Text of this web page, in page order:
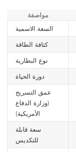
مواصفة
السعة الاسمية
كثافة الطاقة
نوع البطارية
دورة الحياة
عمق التسريح
(وزارة الدفاع
الأمريكية)
سعة قابلة
للتكديس